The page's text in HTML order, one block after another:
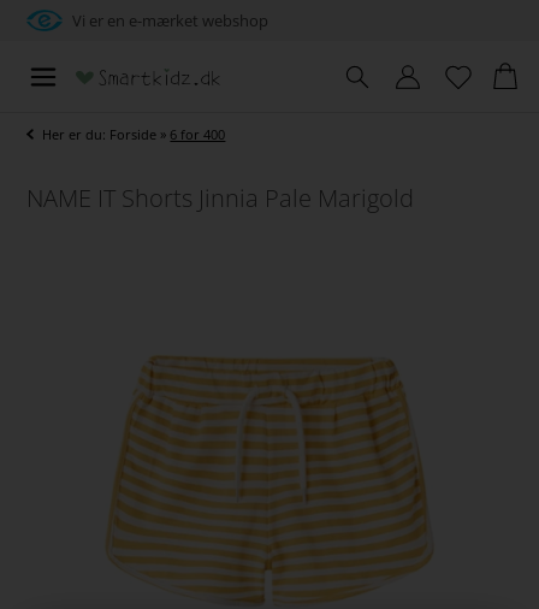
Vi er en e-mærket webshop
Her er du: Forside » 6 for 400
NAME IT Shorts Jinnia Pale Marigold